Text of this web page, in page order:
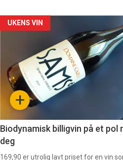
Forsiden
akkurat
nå
-
+
UKENS VIN
Biodynamisk billigvin på et pol
deg
169,90 er utrolig lavt priset for en vin